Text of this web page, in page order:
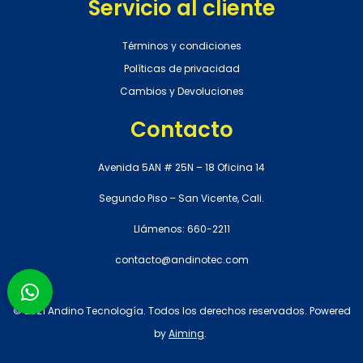
Servicio al cliente
Términos y condiciones
Políticas de privacidad
Cambios y Devoluciones
Contacto
Avenida 5AN # 25N – 18 Oficina 14
Segundo Piso – San Vicente, Cali.
Llámenos: 660-2211
contacto@andinotec.com
© 2021 Andino Tecnología. Todos los derechos reservados. Powered
byAiming.